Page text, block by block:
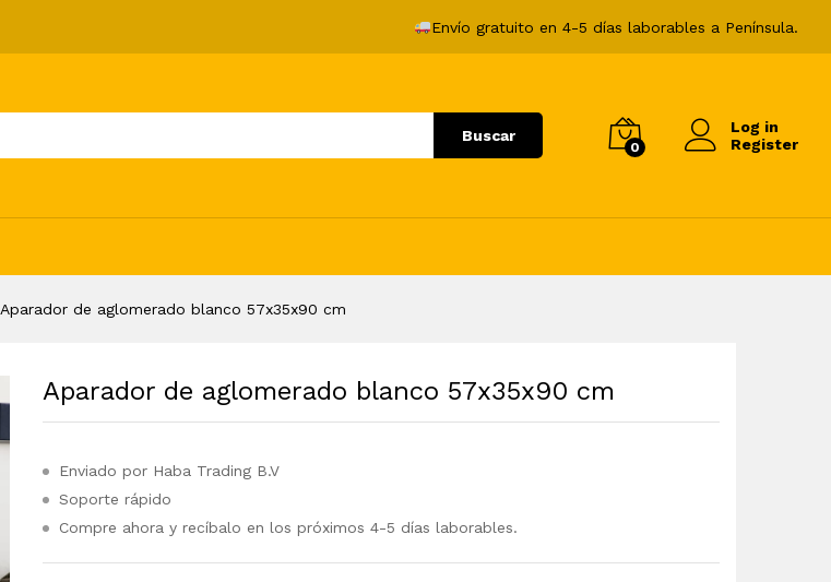
Envío gratuito en 4-5 días laborables a Península.
Buscar
0
Log in
Register
Aparador de aglomerado blanco 57x35x90 cm
Aparador de aglomerado blanco 57x35x90 cm
Enviado por Haba Trading B.V
Soporte rápido
Compre ahora y recíbalo en los próximos 4-5 días laborables.
42,99€ Añadir al carrito